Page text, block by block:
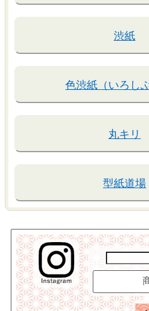
渋紙
色渋紙（いろし
丸キリ
型紙道場